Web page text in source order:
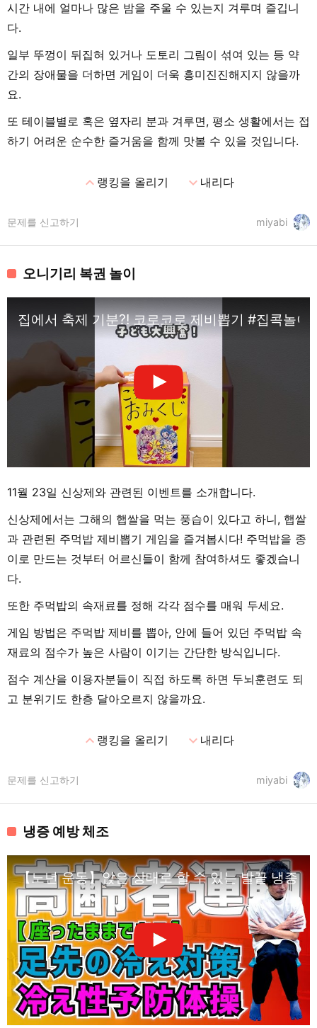
시간 내에 얼마나 많은 밤을 주울 수 있는지 겨루며 즐깁니
다.
일부 뚜껑이 뒤집혀 있거나 도토리 그림이 섞여 있는 등 약
간의 장애물을 더하면 게임이 더욱 흥미진진해지지 않을까
요.
또 테이블별로 혹은 옆자리 분과 겨루면, 평소 생활에서는 접
하기 어려운 순수한 즐거움을 함께 맛볼 수 있을 것입니다.
expand_less랭킹을 올리기 expand_more내리다
miyabi
문제를 신고하기
오니기리 복권 놀이
집에서 축제 기분?! 코로코로 제비뽑기 #집콕놀
11월 23일 신상제와 관련된 이벤트를 소개합니다.
신상제에서는 그해의 햅쌀을 먹는 풍습이 있다고 하니, 햅쌀
과 관련된 주먹밥 제비뽑기 게임을 즐겨봅시다! 주먹밥을 종
이로 만드는 것부터 어르신들이 함께 참여하셔도 좋겠습니
다.
또한 주먹밥의 속재료를 정해 각각 점수를 매워 두세요.
게임 방법은 주먹밥 제비를 뽑아, 안에 들어 있던 주먹밥 속
재료의 점수가 높은 사람이 이기는 간단한 방식입니다.
점수 계산을 이용자분들이 직접 하도록 하면 두뇌훈련도 되
고 분위기도 한층 달아오르지 않을까요.
expand_less랭킹을 올리기 expand_more내리다
miyabi
문제를 신고하기
냉증 예방 체조
【노년 운동】앉은 상태로 할 수 있는 발끝 냉증